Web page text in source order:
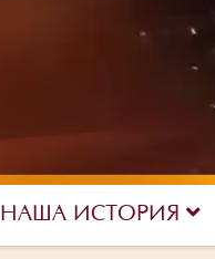
НАША ИСТОРИЯ